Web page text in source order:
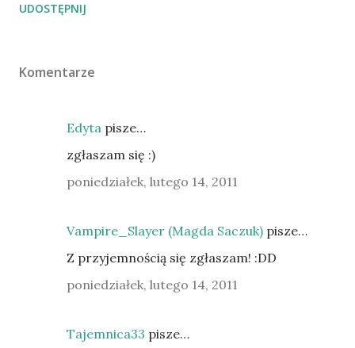
UDOSTĘPNIJ
Komentarze
Edyta pisze…
zgłaszam się :)
poniedziałek, lutego 14, 2011
Vampire_Slayer (Magda Saczuk) pisze…
Z przyjemnością się zgłaszam! :DD
poniedziałek, lutego 14, 2011
Tajemnica33 pisze…